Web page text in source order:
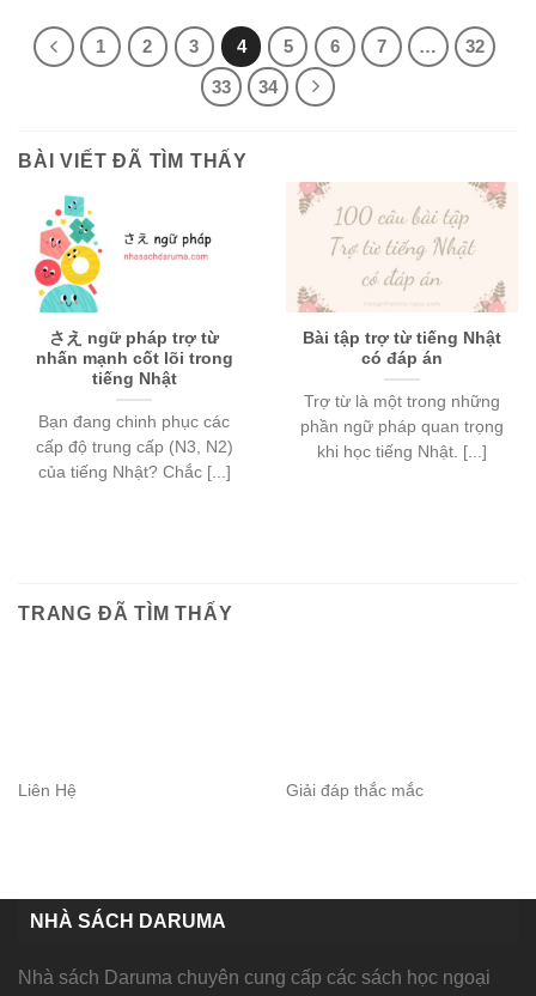
1 2 3 4 5 6 7 …
32
33
34
BÀI VIẾT ĐÃ TÌM THẤY
さえ ngữ pháp trợ từ
nhấn mạnh cốt lõi trong
tiếng Nhật
Bạn đang chinh phục các
cấp độ trung cấp (N3, N2)
của tiếng Nhật? Chắc [...]
Bài tập trợ từ tiếng Nhật
có đáp án
Trợ từ là một trong những
phần ngữ pháp quan trọng
khi học tiếng Nhật. [...]
TRANG ĐÃ TÌM THẤY
Liên Hệ Giải đáp thắc mắc
NHÀ SÁCH DARUMA
Nhà sách Daruma chuyên cung cấp các sách học ngoại